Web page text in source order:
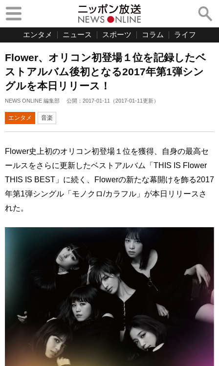
エンタメ ニュース スポーツ コラム ライフ
Flower、オリコン初登場１位を記録したベ
ストアルバム後初となる2017年第1弾シン
グルを本日リリース！
NEWS ONLINE 編集部 公開： 2017-01-11 （2017-01-11更新）
エンタメ 音楽
Flower史上初のオリコン初登場１位を獲得、自身の最高セ
ールスをさらに更新したベストアルバム「THIS IS Flower
THIS IS BEST」に続く、Flowerの新たな幕開けを飾る2017
年第1弾シングル「モノクロ/カラフル」が本日リリースさ
れた。